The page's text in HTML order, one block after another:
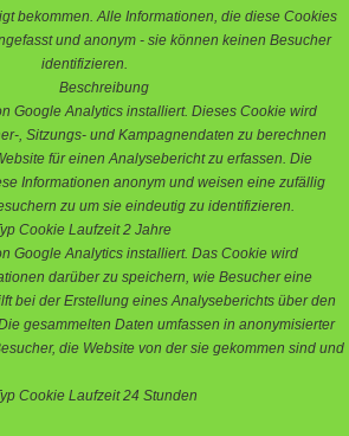
bekommen. Alle Informationen, die diese Cookies
und anonym - sie können keinen Besucher
identifizieren.
Beschreibung
Google Analytics installiert. Dieses Cookie wird
, Sitzungs- und Kampagnendaten zu berechnen
für einen Analysebericht zu erfassen. Die
Informationen anonym und weisen eine zufällig
zu um sie eindeutig zu identifizieren.
Cookie Laufzeit 2 Jahre
Google Analytics installiert. Das Cookie wird
darüber zu speichern, wie Besucher eine
bei der Erstellung eines Analyseberichts über den
gesammelten Daten umfassen in anonymisierter
die Website von der sie gekommen sind und
Cookie Laufzeit 24 Stunden